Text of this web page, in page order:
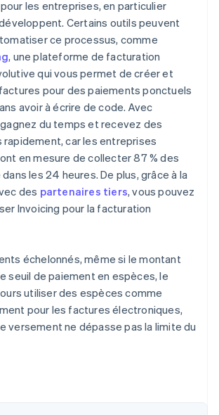
les entreprises, en particulier
Certains outils peuvent
ce processus, comme
, une plateforme de facturation
qui vous permet de créer et
pour des paiements ponctuels
avoir à écrire de code. Avec
du temps et recevez des
rapidement, car les entreprises
en mesure de collecter 87 % des
les 24 heures. De plus, grâce à la
des partenaires tiers, vous pouvez
Invoicing pour la facturation
échelonnés, même si le montant
seuil de paiement en espèces, le
utiliser des espèces comme
pour les factures électroniques,
versement ne dépasse pas la limite du